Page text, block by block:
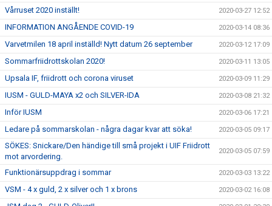
Vårruset 2020 inställt! 2020-03-27 12:52
INFORMATION ANGÅENDE COVID-19 2020-03-14 08:36
Varvetmilen 18 april inställd! Nytt datum 26 september 2020-03-12 17:09
Sommarfriidrottskolan 2020! 2020-03-11 13:05
Upsala IF, friidrott och corona viruset 2020-03-09 11:29
IUSM - GULD-MAYA x2 och SILVER-IDA 2020-03-08 21:32
Inför IUSM 2020-03-06 17:21
Ledare på sommarskolan - några dagar kvar att söka! 2020-03-05 09:17
SÖKES: Snickare/Den händige till små projekt i UIF Friidrott
mot arvordering.
2020-03-05 07:59
Funktionärsuppdrag i sommar 2020-03-03 13:22
VSM - 4 x guld, 2 x silver och 1 x brons 2020-03-02 16:08